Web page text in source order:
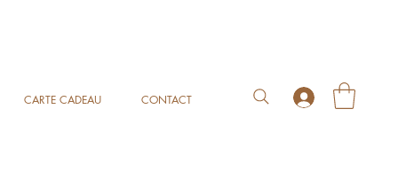
CARTE CADEAU CONTACT